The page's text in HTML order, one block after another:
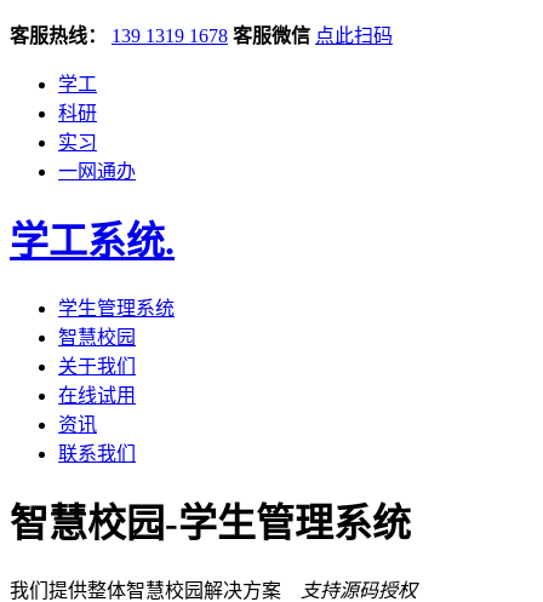
客服热线： 139 1319 1678 客服微信 点此扫码
学工
科研
实习
一网通办
学工系统.
学生管理系统
智慧校园
关于我们
在线试用
资讯
联系我们
智慧校园-学生管理系统
我们提供整体智慧校园解决方案 支持源码授权